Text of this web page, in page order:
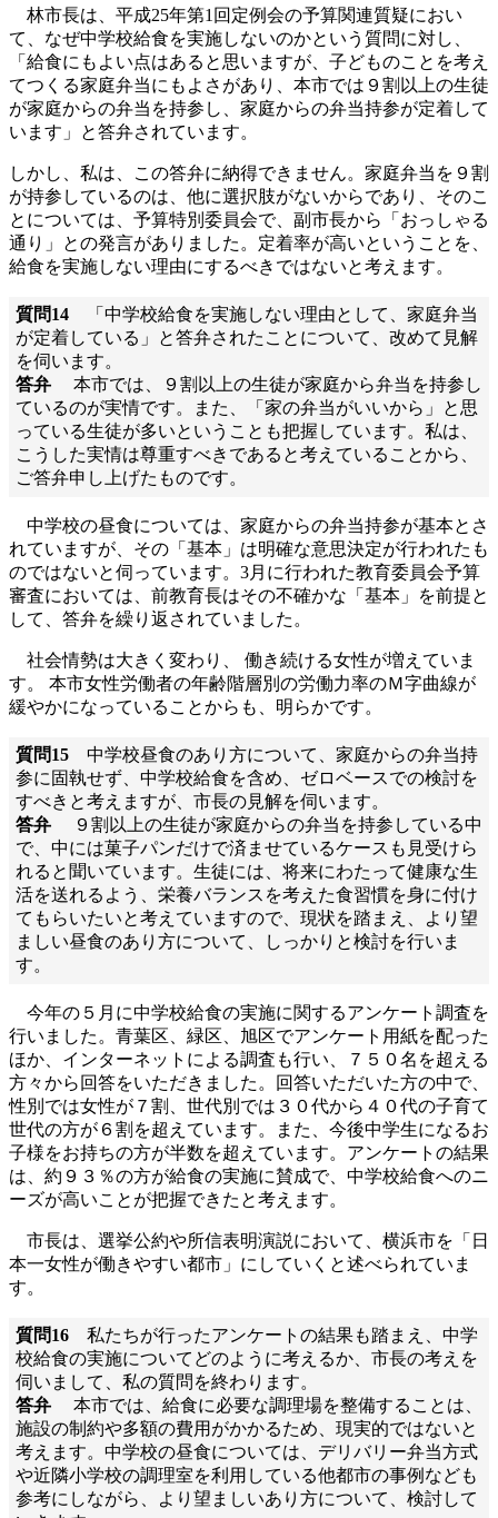
林市長は、平成25年第1回定例会の予算関連質疑におい
て、なぜ中学校給食を実施しないのかという質問に対し、
「給食にもよい点はあると思いますが、子どものことを考え
てつくる家庭弁当にもよさがあり、本市では９割以上の生徒
が家庭からの弁当を持参し、家庭からの弁当持参が定着して
います」と答弁されています。
しかし、私は、この答弁に納得できません。家庭弁当を９割
が持参しているのは、他に選択肢がないからであり、そのこ
とについては、予算特別委員会で、副市長から「おっしゃる
通り」との発言がありました。定着率が高いということを、
給食を実施しない理由にするべきではないと考えます。
質問14 「中学校給食を実施しない理由として、家庭弁当
が定着している」と答弁されたことについて、改めて見解
を伺います。
答弁 本市では、９割以上の生徒が家庭から弁当を持参し
ているのが実情です。また、「家の弁当がいいから」と思
っている生徒が多いということも把握しています。私は、
こうした実情は尊重すべきであると考えていることから、
ご答弁申し上げたものです。
中学校の昼食については、家庭からの弁当持参が基本とさ
れていますが、その「基本」は明確な意思決定が行われたも
のではないと伺っています。3月に行われた教育委員会予算
審査においては、前教育長はその不確かな「基本」を前提と
して、答弁を繰り返されていました。
社会情勢は大きく変わり、 働き続ける女性が増えていま
す。 本市女性労働者の年齢階層別の労働力率のＭ字曲線が
緩やかになっていることからも、明らかです。
質問15 中学校昼食のあり方について、家庭からの弁当持
参に固執せず、中学校給食を含め、ゼロベースでの検討を
すべきと考えますが、市長の見解を伺います。
答弁 ９割以上の生徒が家庭からの弁当を持参している中
で、中には菓子パンだけで済ませているケースも見受けら
れると聞いています。生徒には、将来にわたって健康な生
活を送れるよう、栄養バランスを考えた食習慣を身に付け
てもらいたいと考えていますので、現状を踏まえ、より望
ましい昼食のあり方について、しっかりと検討を行いま
す。
今年の５月に中学校給食の実施に関するアンケート調査を
行いました。青葉区、緑区、旭区でアンケート用紙を配った
ほか、インターネットによる調査も行い、７５０名を超える
方々から回答をいただきました。回答いただいた方の中で、
性別では女性が７割、世代別では３０代から４０代の子育て
世代の方が６割を超えています。また、今後中学生になるお
子様をお持ちの方が半数を超えています。アンケートの結果
は、約９３％の方が給食の実施に賛成で、中学校給食へのニ
ーズが高いことが把握できたと考えます。
市長は、選挙公約や所信表明演説において、横浜市を「日
本一女性が働きやすい都市」にしていくと述べられていま
す。
質問16 私たちが行ったアンケートの結果も踏まえ、中学
校給食の実施についてどのように考えるか、市長の考えを
伺いまして、私の質問を終わります。
答弁
本市では、給食に必要な調理場を整備することは、
施設の制約や多額の費用がかかるため、現実的ではないと
考えます。中学校の昼食については、デリバリー弁当方式
や近隣小学校の調理室を利用している他都市の事例なども
参考にしながら、より望ましいあり方について、検討して